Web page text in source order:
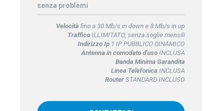
senza problemi
Velocitàfino a 30 Mb/s in down e 8 Mb/s in up
TrafficoILLIMITATO, senza soglie mensili
Indirizzo Ip1 IP PUBBLICO DINAMICO
Antenna in comodato d'usoINCLUSA
Banda Minima Garandita
Linea TelefonicaINCLUSA
RouterSTANDARD INCLUSO